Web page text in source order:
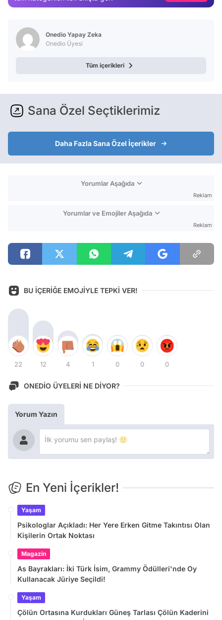
Onedio Yapay Zeka
Onedio Üyesi
Tüm içerikleri
Sana Özel Seçtiklerimiz
Daha Fazla Sana Özel İçerikler
Yorumlar Aşağıda
Reklam
Yorumlar ve Emojiler Aşağıda
Reklam
BU İÇERİĞE EMOJİYLE TEPKİ VER!
22 12 4 1 0 0 0
ONEDİO ÜYELERİ NE DİYOR?
Yorum Yazın
En Yeni İçerikler!
Yaşam
Psikologlar Açıkladı: Her Yere Erken Gitme Takıntısı Olan
Kişilerin Ortak Noktası
Magazin
As Bayrakları: İki Türk İsim, Grammy Ödülleri'nde Oy
Kullanacak Jüriye Seçildi!
Yaşam
Çölün Ortasına Kurdukları Güneş Tarlası Çölün Kaderini